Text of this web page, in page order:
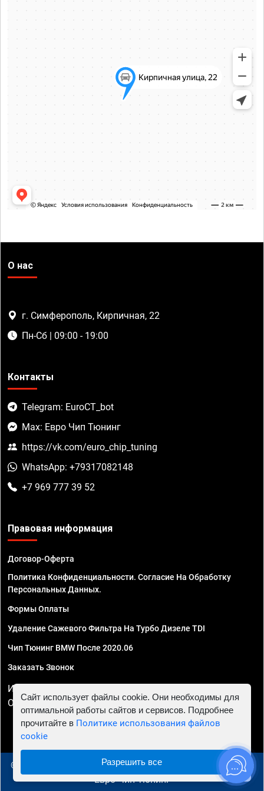
О нас
г. Симферополь, Кирпичная, 22
Пн-Сб | 09:00 - 19:00
Контакты
Telegram: EuroCT_bot
Max: Евро Чип Тюнинг
https://vk.com/euro_chip_tuning
WhatsApp: +79317082148
+7 969 777 39 52
Правовая информация
Договор-Оферта
Политика Конфиденциальности. Согласие На Обработку
Персональных Данных.
Формы Оплаты
Удаление Сажевого Фильтра На Турбо Дизеле TDI
Чип Тюнинг BMW После 2020.06
Заказать Звонок
ИП Смирнов Георгий Павлович. ИНН 781302555843,
ОГРНИП 324470400032610
© 2010 - 2026 Чип тюнинг в Симферополе - Автосервис
"Евро Чип Тюнинг"
Сайт использует файлы cookie. Они необходимы для
оптимальной работы сайтов и сервисов. Подробнее
прочитайте в Политике использования файлов
cookie
Разрешить все